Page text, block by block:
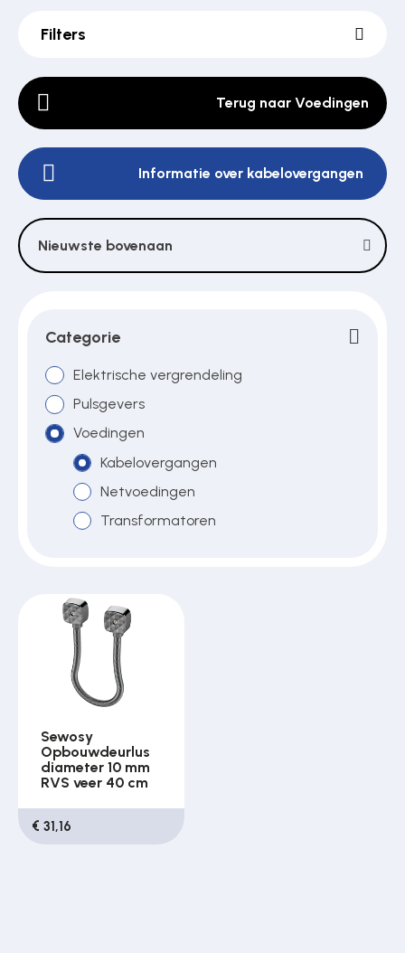
Pulsgevers
Sloten
Toegangscontrole
Toegangsverlening
Voedingen
Over ons
Filters
Terug naar Voedingen
Informatie over kabelovergangen
Nieuwste bovenaan
Categorie
Elektrische vergrendeling
Pulsgevers
Voedingen
Kabelovergangen
Netvoedingen
Transformatoren
Sewosy
Opbouwdeurlus
diameter 10 mm
RVS veer 40 cm
€ 31,16